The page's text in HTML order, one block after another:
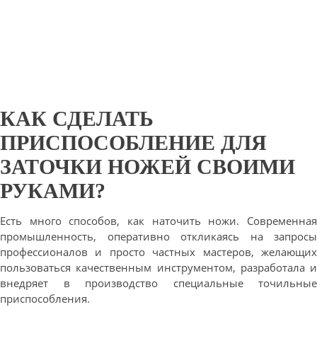
КАК СДЕЛАТЬ
ПРИСПОСОБЛЕНИЕ ДЛЯ
ЗАТОЧКИ НОЖЕЙ СВОИМИ
РУКАМИ?
Есть много способов, как наточить ножи. Современная
промышленность, оперативно откликаясь на запросы
профессионалов и просто частных мастеров, желающих
пользоваться качественным инструментом, разработала и
внедряет в производство специальные точильные
приспособления.